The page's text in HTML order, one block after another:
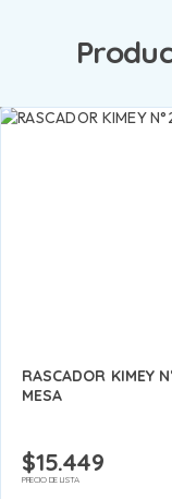
RASCADOR KIMEY
MESA
$15.449
PRECIO DE LISTA